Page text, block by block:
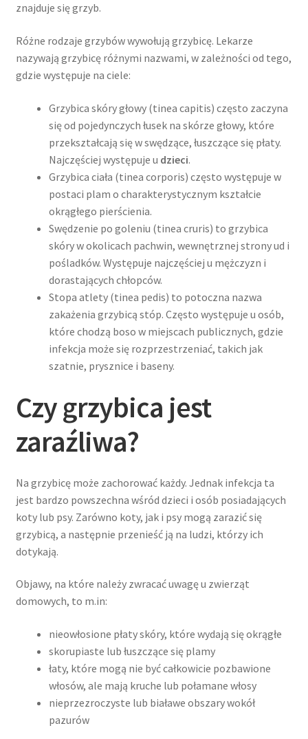
znajduje się grzyb.
Różne rodzaje grzybów wywołują grzybicę. Lekarze
nazywają grzybicę różnymi nazwami, w zależności od tego,
gdzie występuje na ciele:
Grzybica skóry głowy (tinea capitis) często zaczyna
się od pojedynczych łusek na skórze głowy, które
przekształcają się w swędzące, łuszczące się płaty.
Najczęściej występuje u dzieci.
Grzybica ciała (tinea corporis) często występuje w
postaci plam o charakterystycznym kształcie
okrągłego pierścienia.
Swędzenie po goleniu (tinea cruris) to grzybica
skóry w okolicach pachwin, wewnętrznej strony ud i
pośladków. Występuje najczęściej u mężczyzn i
dorastających chłopców.
Stopa atlety (tinea pedis) to potoczna nazwa
zakażenia grzybicą stóp. Często występuje u osób,
które chodzą boso w miejscach publicznych, gdzie
infekcja może się rozprzestrzeniać, takich jak
szatnie, prysznice i baseny.
Czy grzybica jest
zaraźliwa?
Na grzybicę może zachorować każdy. Jednak infekcja ta
jest bardzo powszechna wśród dzieci i osób posiadających
koty lub psy. Zarówno koty, jak i psy mogą zarazić się
grzybicą, a następnie przenieść ją na ludzi, którzy ich
dotykają.
Objawy, na które należy zwracać uwagę u zwierząt
domowych, to m.in:
nieowłosione płaty skóry, które wydają się okrągłe
skorupiaste lub łuszczące się plamy
łaty, które mogą nie być całkowicie pozbawione
włosów, ale mają kruche lub połamane włosy
nieprzezroczyste lub białawe obszary wokół
pazurów